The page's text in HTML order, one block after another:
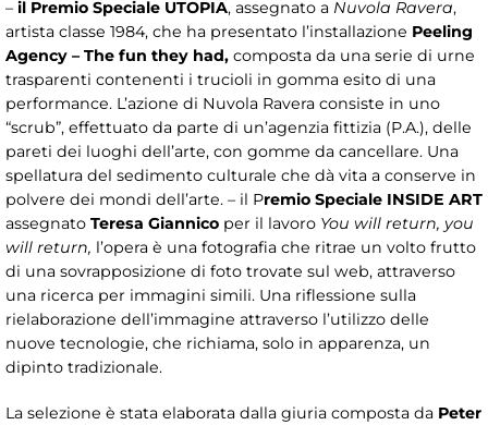
– il Premio Speciale UTOPIA, assegnato a Nuvola Ravera,
artista classe 1984, che ha presentato l’installazione Peeling
Agency – The fun they had, composta da una serie di urne
trasparenti contenenti i trucioli in gomma esito di una
performance. L’azione di Nuvola Ravera consiste in uno
“scrub”, effettuato da parte di un’agenzia fittizia (P.A.), delle
pareti dei luoghi dell’arte, con gomme da cancellare. Una
spellatura del sedimento culturale che dà vita a conserve in
polvere dei mondi dell’arte. – il Premio Speciale INSIDE ART
assegnato Teresa Giannico per il lavoro You will return, you
will return, l’opera è una fotografia che ritrae un volto frutto
di una sovrapposizione di foto trovate sul web, attraverso
una ricerca per immagini simili. Una riflessione sulla
rielaborazione dell’immagine attraverso l’utilizzo delle
nuove tecnologie, che richiama, solo in apparenza, un
dipinto tradizionale.
La selezione è stata elaborata dalla giuria composta da Peter